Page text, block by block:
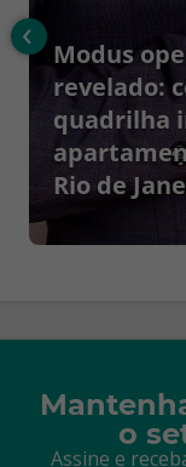
Modus
revelado:
quadrilha
Rio de
‹
o
Assine e